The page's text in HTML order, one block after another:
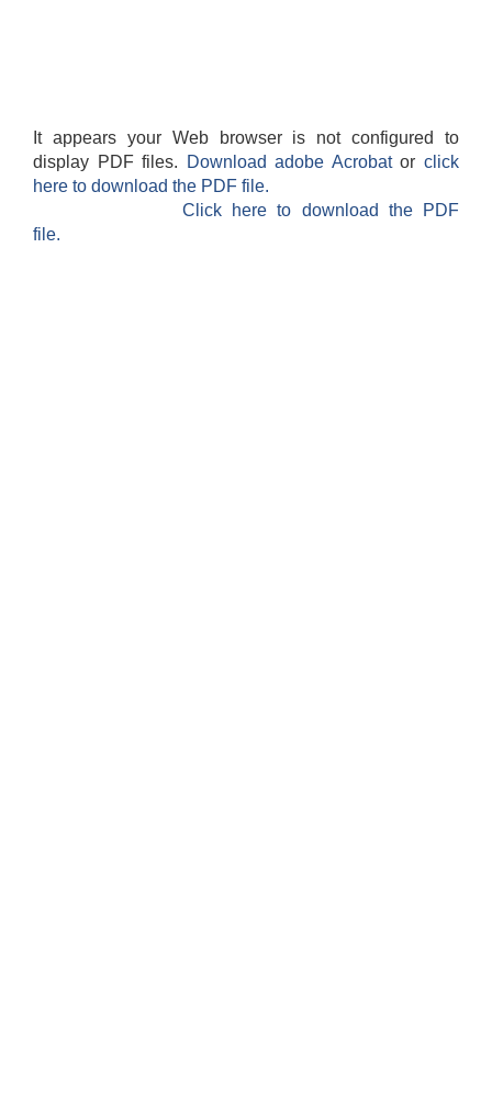
It appears your Web browser is not configured to
display PDF files.
Download adobe Acrobatorclick
here to download the PDF file.
Click here to download the PDF
file.